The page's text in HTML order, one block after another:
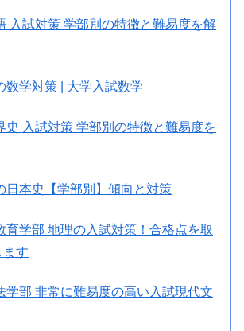
入試対策 学部別の特徴と難易度を解
学対策 | 大学入試数学
入試対策 学部別の特徴と難易度を
本史【学部別】傾向と対策
学部 地理の入試対策！合格点を取
ます
部 非常に難易度の高い入試現代文